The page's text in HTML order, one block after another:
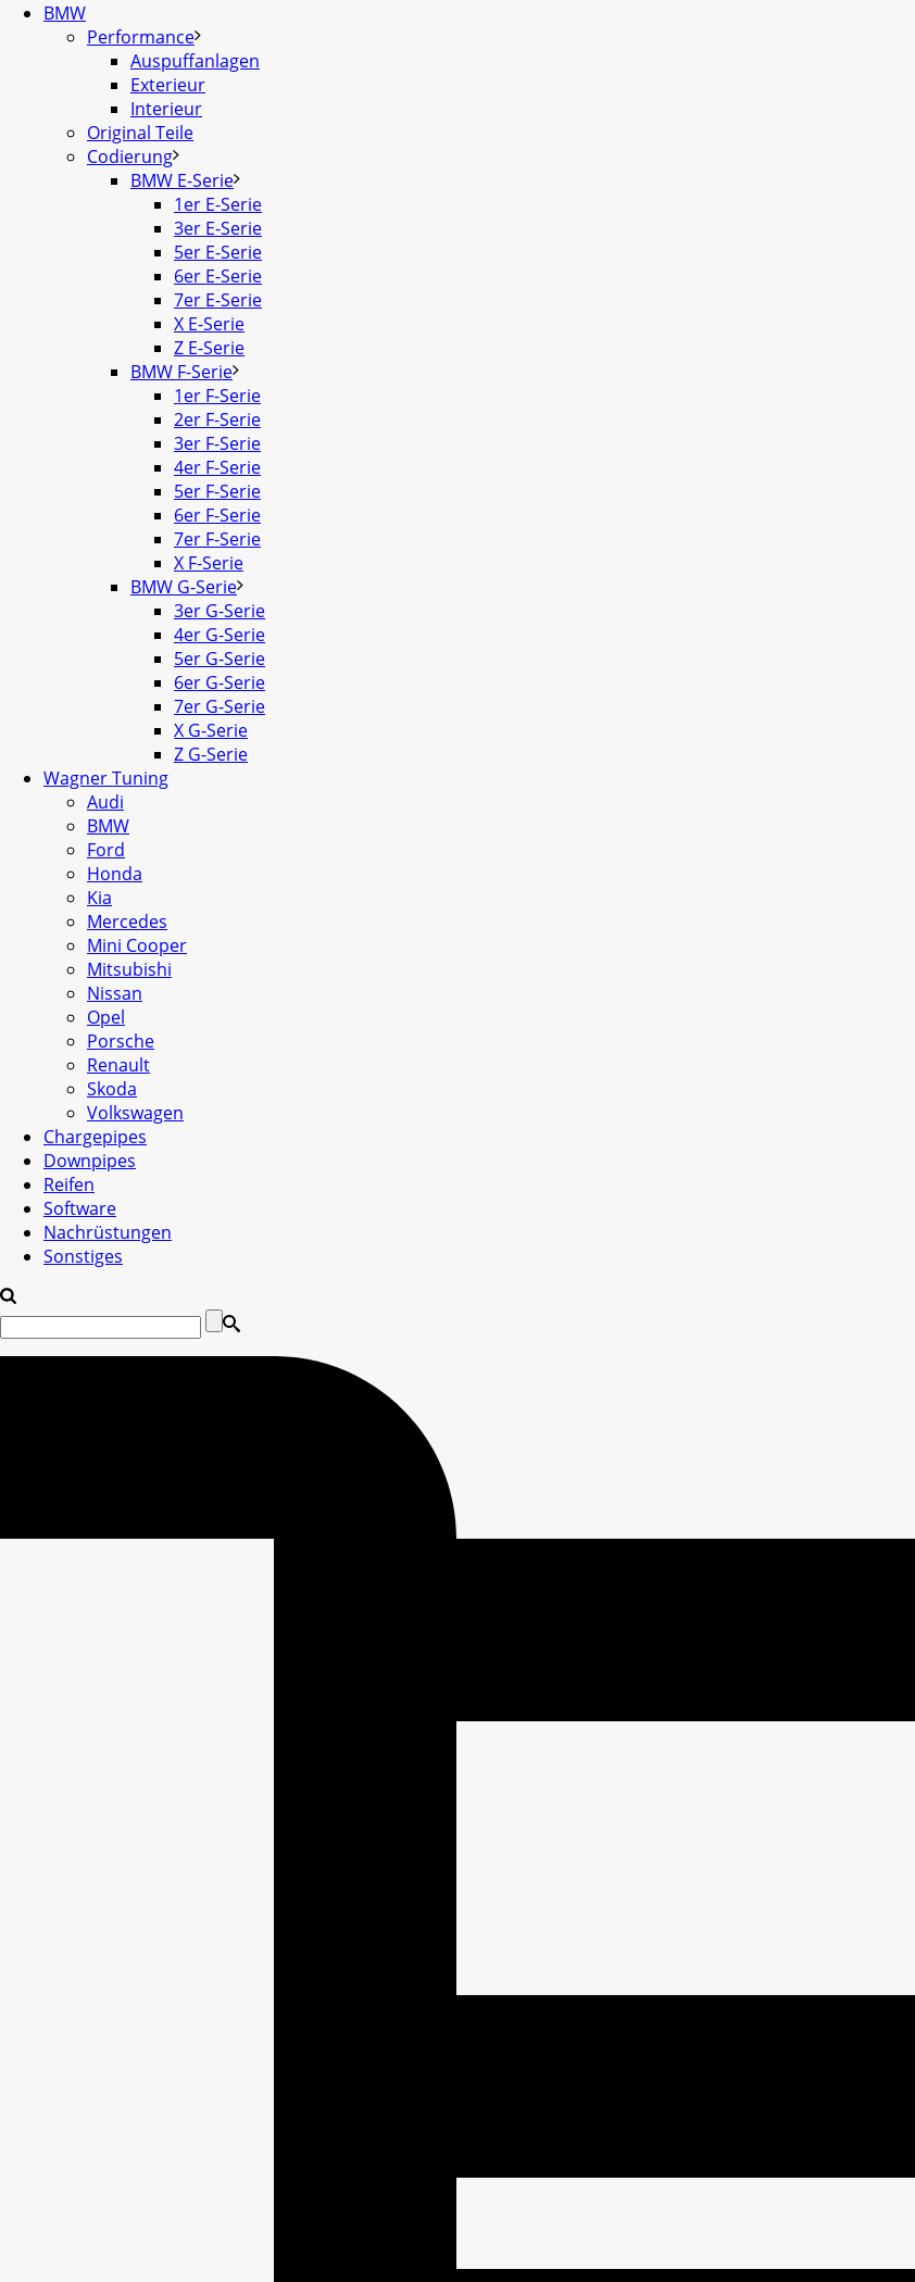
BMW
Performance
Auspuffanlagen
Exterieur
Interieur
Original Teile
Codierung
BMW E-Serie
1er E-Serie
3er E-Serie
5er E-Serie
6er E-Serie
7er E-Serie
X E-Serie
Z E-Serie
BMW F-Serie
1er F-Serie
2er F-Serie
3er F-Serie
4er F-Serie
5er F-Serie
6er F-Serie
7er F-Serie
X F-Serie
BMW G-Serie
3er G-Serie
4er G-Serie
5er G-Serie
6er G-Serie
7er G-Serie
X G-Serie
Z G-Serie
Wagner Tuning
Audi
BMW
Ford
Honda
Kia
Mercedes
Mini Cooper
Mitsubishi
Nissan
Opel
Porsche
Renault
Skoda
Volkswagen
Chargepipes
Downpipes
Reifen
Software
Nachrüstungen
Sonstiges